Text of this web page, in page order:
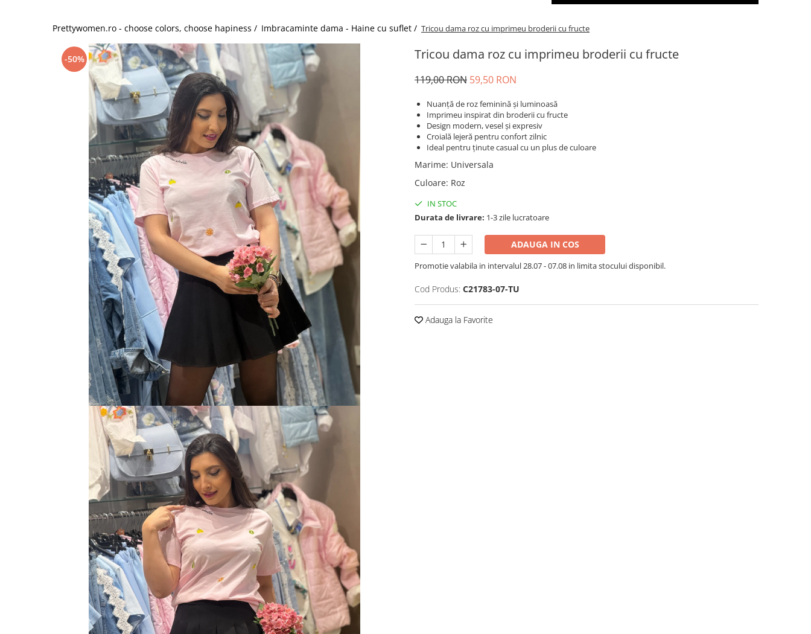
Prettywomen.ro - choose colors, choose hapiness / Imbracaminte dama - Haine cu suflet / Tricou dama roz cu imprimeu broderii cu fructe
-50% Tricou dama roz cu imprimeu broderii cu fructe
119,00 RON 59,50 RON
Nuanță de roz feminină și luminoasă
Imprimeu inspirat din broderii cu fructe
Design modern, vesel și expresiv
Croială lejeră pentru confort zilnic
Ideal pentru ținute casual cu un plus de culoare
Marime: Universala
Culoare: Roz
IN STOC
Durata de livrare: 1-3 zile lucratoare
ADAUGA IN COS
Promotie valabila in intervalul 28.07 - 07.08 in limita stocului disponibil.
Cod Produs: C21783-07-TU
Adauga la Favorite